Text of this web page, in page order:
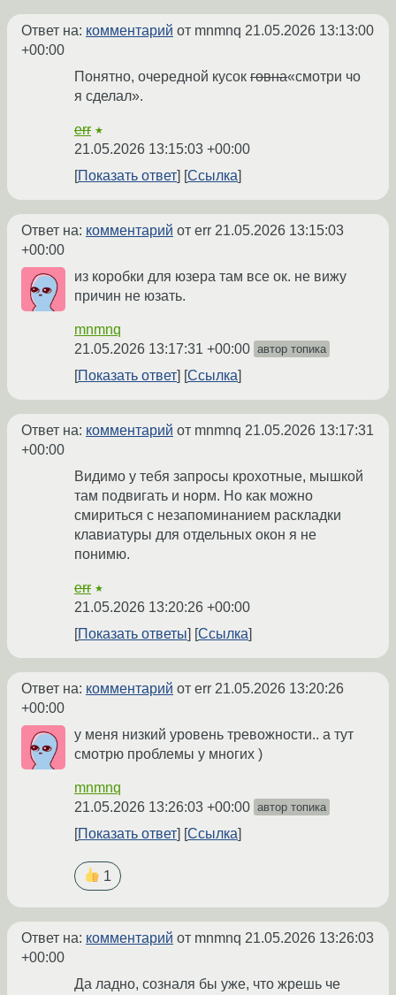
Ответ на: комментарий от mnmnq 21.05.2026 13:13:00
+00:00
Понятно, очередной кусок говна«смотри чо
я сделал».
err ★
21.05.2026 13:15:03 +00:00
Показать ответ
Ссылка
Ответ на: комментарий от err 21.05.2026 13:15:03
+00:00
из коробки для юзера там все ок. не вижу
причин не юзать.
mnmnq
21.05.2026 13:17:31 +00:00 автор топика
Показать ответ Ссылка
Ответ на: комментарий от mnmnq 21.05.2026 13:17:31
+00:00
Видимо у тебя запросы крохотные, мышкой
там подвигать и норм. Но как можно
смириться с незапоминанием раскладки
клавиатуры для отдельных окон я не
понимю.
err ★
21.05.2026 13:20:26 +00:00
Показать ответы
Ссылка
Ответ на: комментарий от err 21.05.2026 13:20:26
+00:00
у меня низкий уровень тревожности.. а тут
смотрю проблемы у многих )
mnmnq
21.05.2026 13:26:03 +00:00 автор топика
Показать ответ Ссылка
1
Ответ на: комментарий от mnmnq 21.05.2026 13:26:03
+00:00
Да ладно, созналя бы уже, что жрешь че